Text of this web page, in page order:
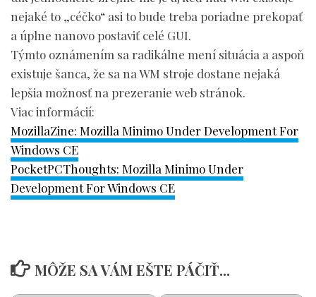
nejaké to „céčko“ asi to bude treba poriadne prekopať
a úplne nanovo postaviť celé GUI.
Týmto oznámením sa radikálne mení situácia a aspoň
existuje šanca, že sa na WM stroje dostane nejaká
lepšia možnosť na prezeranie web stránok.
Viac informácií:
MozillaZine: Mozilla Minimo Under Development For
Windows CE
PocketPCThoughts: Mozilla Minimo Under
Development For Windows CE
MÔŽE SA VÁM EŠTE PÁČIŤ...